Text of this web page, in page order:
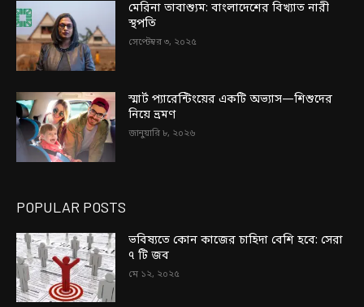
মেরিনা তাবাশ্যুম: বাংলাদেশের বিখ্যাত নারী
স্থপতি
সেপ্টেম্বর ৩, ২০২৫
স্মার্ট প্যারেন্টিংয়ের একটি অভ্যাস—শিশুদের
নিয়ে ভ্রমণ
জানুয়ারি ৮, ২০২৬
POPULAR POSTS
ভবিষ্যতে কোন কাজের চাহিদা বেশি হবে: সেরা
৭ টি জব
মে ১২, ২০২৫